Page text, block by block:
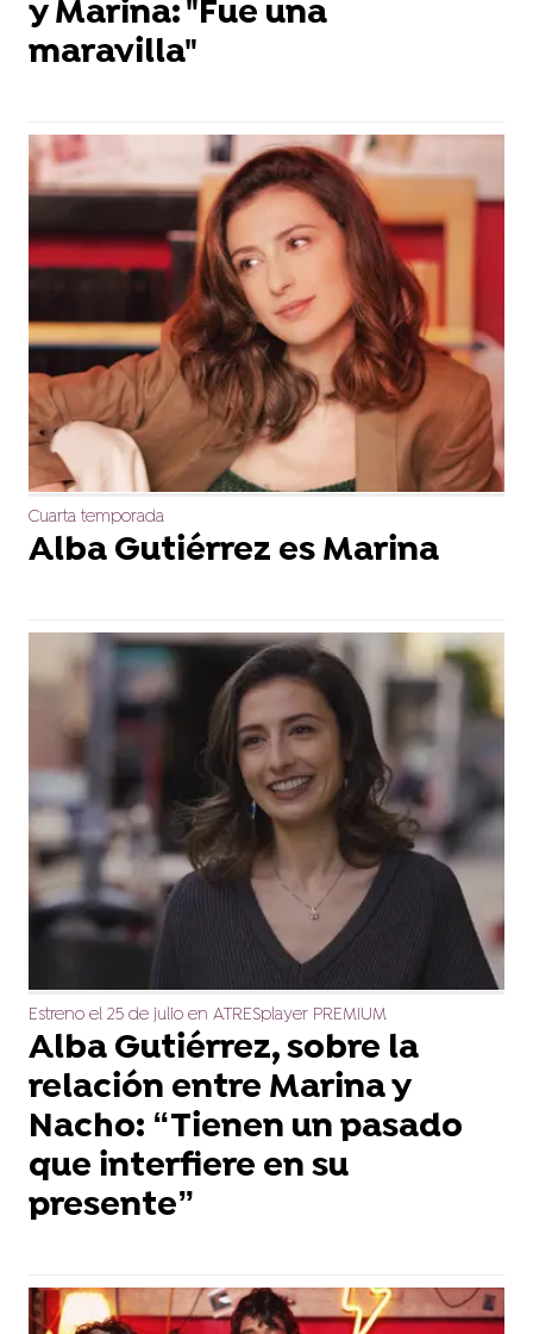
y Marina: "Fue una
maravilla"
Cuarta temporada
Alba Gutiérrez es Marina
Estreno el 25 de julio en ATRESplayer PREMIUM
Alba Gutiérrez, sobre la
relación entre Marina y
Nacho: “Tienen un pasado
que interfiere en su
presente”